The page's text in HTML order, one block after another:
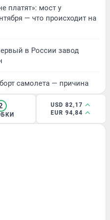
платят»: мост у
— что происходит на
в России завод
самолета — причина
USD 82,17
EUR 94,84